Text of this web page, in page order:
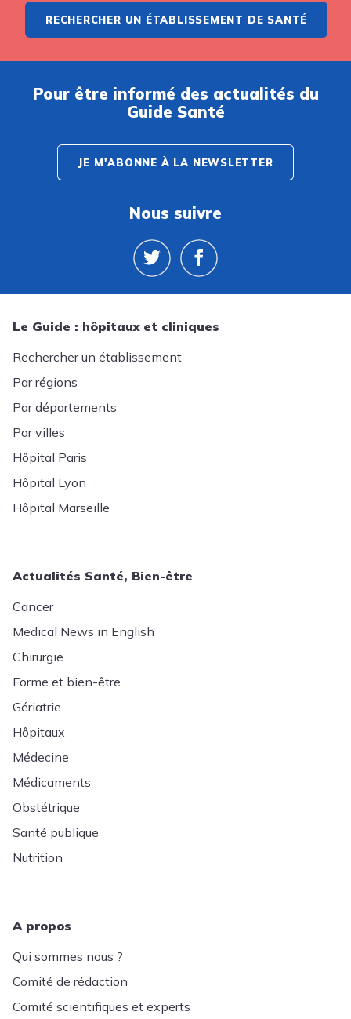
RECHERCHER UN ÉTABLISSEMENT DE SANTÉ
Pour être informé des actualités du
Guide Santé
JE M'ABONNE À LA NEWSLETTER
Nous suivre
Le Guide : hôpitaux et cliniques
Rechercher un établissement
Par régions
Par départements
Par villes
Hôpital Paris
Hôpital Lyon
Hôpital Marseille
Actualités Santé, Bien-être
Cancer
Medical News in English
Chirurgie
Forme et bien-être
Gériatrie
Hôpitaux
Médecine
Médicaments
Obstétrique
Santé publique
Nutrition
A propos
Qui sommes nous ?
Comité de rédaction
Comité scientifiques et experts